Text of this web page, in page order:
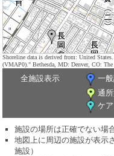
Shoreline data is derived from: United
(VMAP0)." Bethesda, MD: Denver, CO:
全施設表示 一
通
ケ
施設の場所は正確でない場
地図上に周辺の施設が表示
施設）